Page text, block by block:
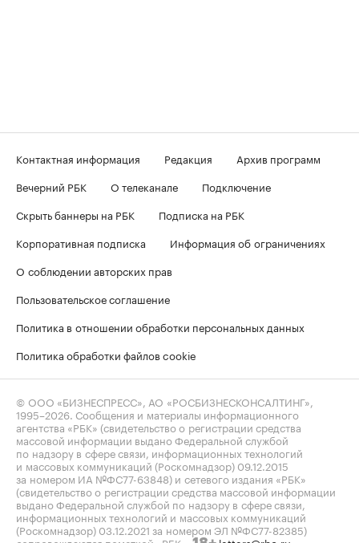
Контактная информация Редакция
Архив программ
Вечерний РБК
О телеканале
Подключение
Скрыть баннеры на РБК
Подписка на РБК
Корпоративная подписка
Информация об ограничениях
О соблюдении авторских прав
Пользовательское соглашение
Политика в отношении обработки персональных данных
Политика обработки файлов cookie
© ООО «БИЗНЕСПРЕСС», АО «РОСБИЗНЕСКОНСАЛТИНГ»,
1995–2026 . Сообщения и материалы информационного
агентства «РБК» (свидетельство о регистрации средства
массовой информации выдано Федеральной службой
по надзору в сфере связи, информационных технологий
и массовых коммуникаций (Роскомнадзор) 09.12.2015
за номером ИА №ФС77-63848) и сетевого издания «РБК»
(свидетельство о регистрации средства массовой информации
выдано Федеральной службой по надзору в сфере связи,
информационных технологий и массовых коммуникаций
(Роскомнадзор) 03.12.2021 за номером ЭЛ №ФС77-82385)